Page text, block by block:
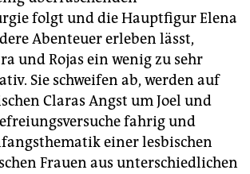
folgt und die Hauptfigur Elena
Abenteuer erleben lässt,
und Rojas ein wenig zu sehr
Sie schweifen ab, werden auf
Claras Angst um Joel und
fahrig und
einer lesbischen
Frauen aus unterschiedlichen